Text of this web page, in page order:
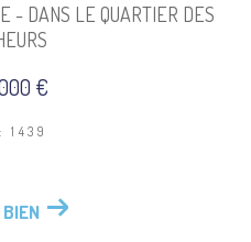
- DANS LE QUARTIER DES
€
1439
BIEN